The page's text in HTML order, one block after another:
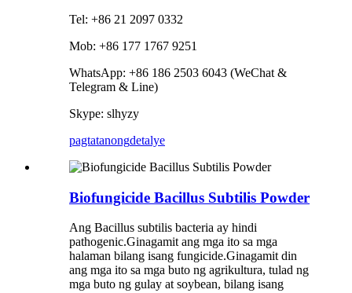
Tel: +86 21 2097 0332
Mob: +86 177 1767 9251
WhatsApp: +86 186 2503 6043 (WeChat &
Telegram & Line)
Skype: slhyzy
pagtatanongdetalye
Biofungicide Bacillus Subtilis Powder
Ang Bacillus subtilis bacteria ay hindi
pathogenic.Ginagamit ang mga ito sa mga
halaman bilang isang fungicide.Ginagamit din
ang mga ito sa mga buto ng agrikultura, tulad ng
mga buto ng gulay at soybean, bilang isang